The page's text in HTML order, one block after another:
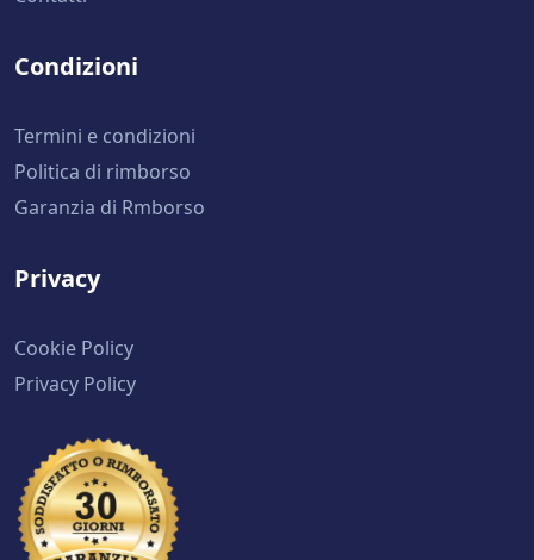
Condizioni
Termini e condizioni
Politica di rimborso
Garanzia di Rmborso
Privacy
Cookie Policy
Privacy Policy